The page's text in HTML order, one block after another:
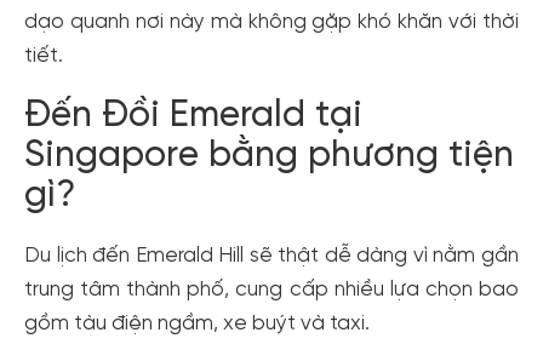
dạo quanh nơi này mà không gặp khó khăn với thời
tiết.
Đến Đồi Emerald tại
Singapore bằng phương tiện
gì?
Du lịch đến Emerald Hill sẽ thật dễ dàng vì nằm gần
trung tâm thành phố, cung cấp nhiều lựa chọn bao
gồm tàu ​​điện ngầm, xe buýt và taxi.